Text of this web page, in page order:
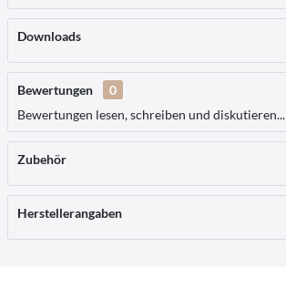
Downloads
Bewertungen
0
Bewertungen lesen, schreiben und diskutieren...
Zubehör
Herstellerangaben